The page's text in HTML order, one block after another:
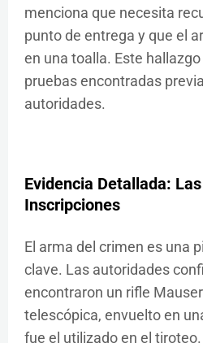
menciona que necesita
punto de entrega y que el
en una toalla. Este
pruebas encontradas
autoridades.
Evidencia Detallada:
Inscripciones
El arma del crimen es una
clave. Las autoridades
encontraron un rifle
telescópica, envuelto en
fue el utilizado en el